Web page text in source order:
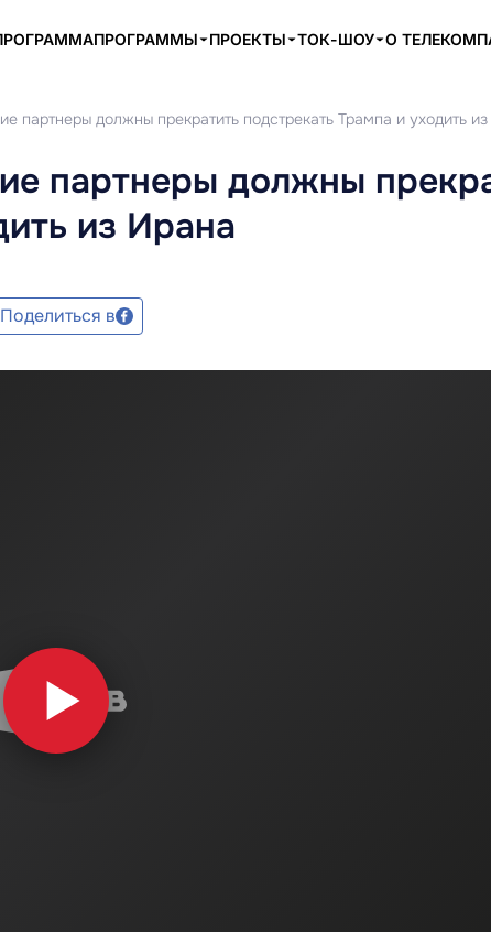
ПРОГРАММЫ ПРОЕКТЫ ТОК-ШОУ О
партнеры должны прекратить подстрекать Трампа и уходить
партнеры должны
из Ирана
Поделиться в